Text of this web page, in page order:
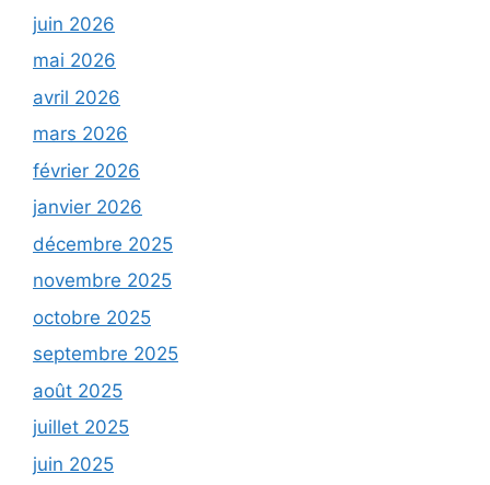
juin 2026
mai 2026
avril 2026
mars 2026
février 2026
janvier 2026
décembre 2025
novembre 2025
octobre 2025
septembre 2025
août 2025
juillet 2025
juin 2025